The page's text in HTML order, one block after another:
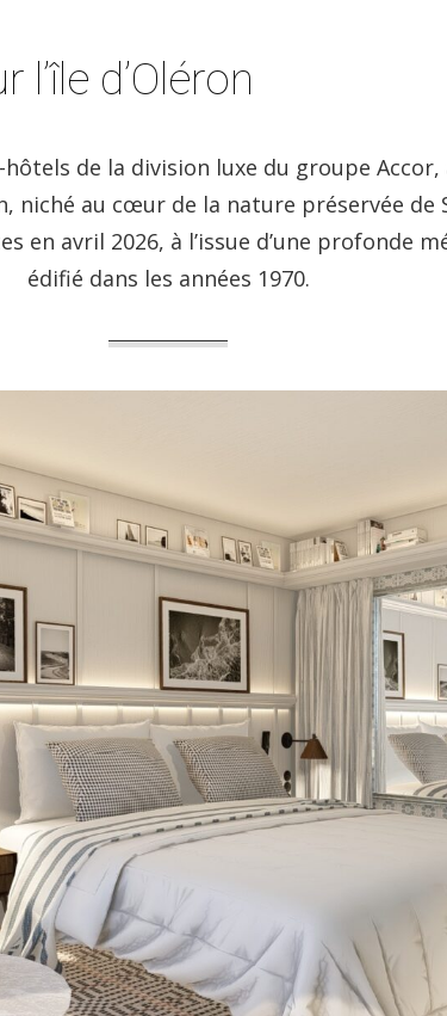
d’Oléron
de la division luxe du groupe Accor,
niché au cœur de la nature préservée
en avril 2026, à l’issue d’une profonde
édifié dans les années 1970.